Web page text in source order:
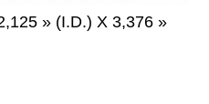
» (I.D.) X 3,376 »